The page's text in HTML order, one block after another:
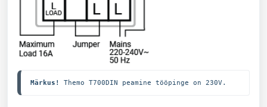
Märkus! Themo T700DIN peamine tööpinge on 230V.